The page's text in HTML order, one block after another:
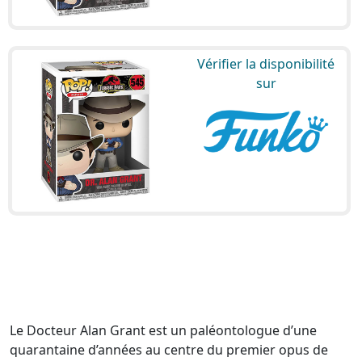
Vérifier la disponibilité
sur
Le Docteur Alan Grant est un paléontologue d’une
quarantaine d’années au centre du premier opus de